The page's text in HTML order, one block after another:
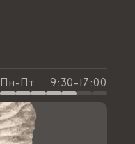
Пн-Пт 9:30-17:00